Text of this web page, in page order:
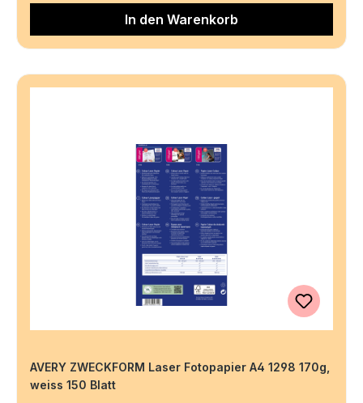
In den Warenkorb
AVERY ZWECKFORM Laser Fotopapier A4 1298 170g,
weiss 150 Blatt